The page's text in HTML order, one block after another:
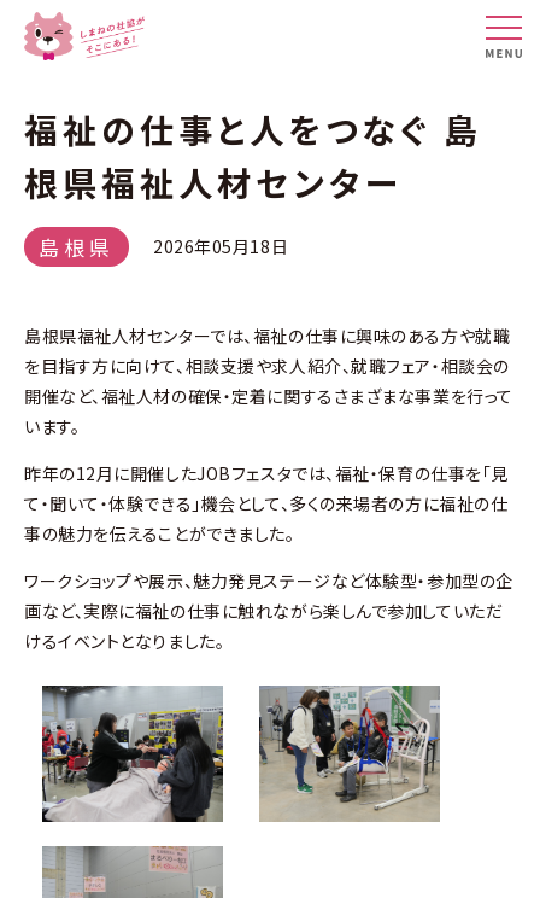
福祉の仕事と人をつなぐ 島
根県福祉人材センター
島根県 2026年05月18日
島根県福祉人材センターでは、福祉の仕事に興味のある方や就職
を目指す方に向けて、相談支援や求人紹介、就職フェア・相談会の
開催など、福祉人材の確保・定着に関するさまざまな事業を行って
います。
昨年の12月に開催したJOBフェスタでは、福祉・保育の仕事を「見
て・聞いて・体験できる」機会として、多くの来場者の方に福祉の仕
事の魅力を伝えることができました。
ワークショップや展示、魅力発見ステージなど体験型・参加型の企
画など、実際に福祉の仕事に触れながら楽しんで参加していただ
けるイベントとなりました。